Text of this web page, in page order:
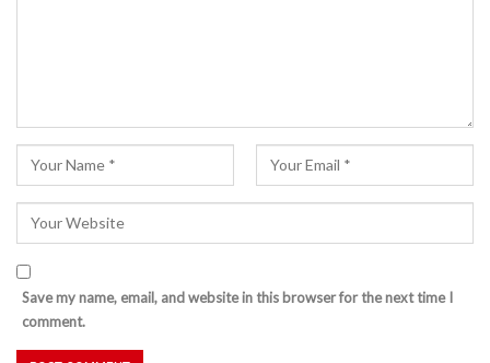
Save my name, email, and website in this browser for the next time I
comment.